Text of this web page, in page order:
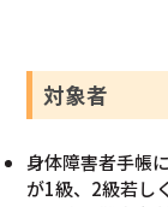
対象者
身体障害者手帳
が1級、2級若し